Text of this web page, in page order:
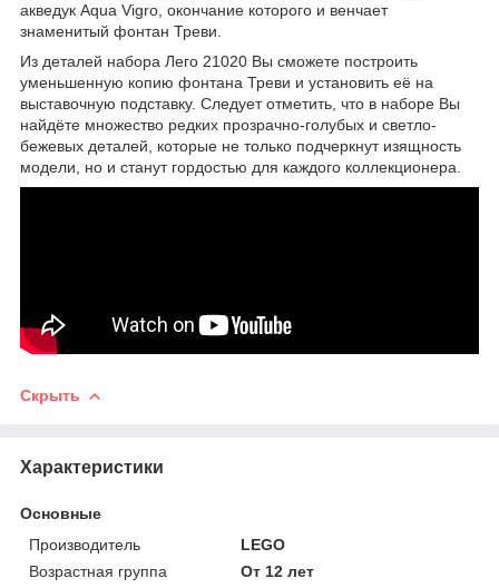
акведук Aqua Vigro, окончание которого и венчает
знаменитый фонтан Треви.
Из деталей набора Лего 21020 Вы сможете построить
уменьшенную копию фонтана Треви и установить её на
выставочную подставку. Следует отметить, что в наборе Вы
найдёте множество редких прозрачно-голубых и светло-
бежевых деталей, которые не только подчеркнут изящность
модели, но и станут гордостью для каждого коллекционера.
Скрыть
Характеристики
Основные
Производитель
LEGO
Возрастная группа
От 12 лет